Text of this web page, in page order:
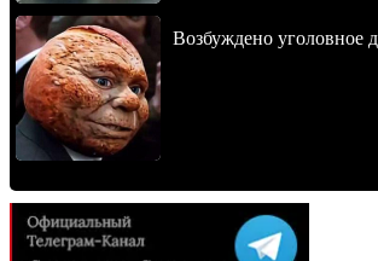
Возбуждено уголовное